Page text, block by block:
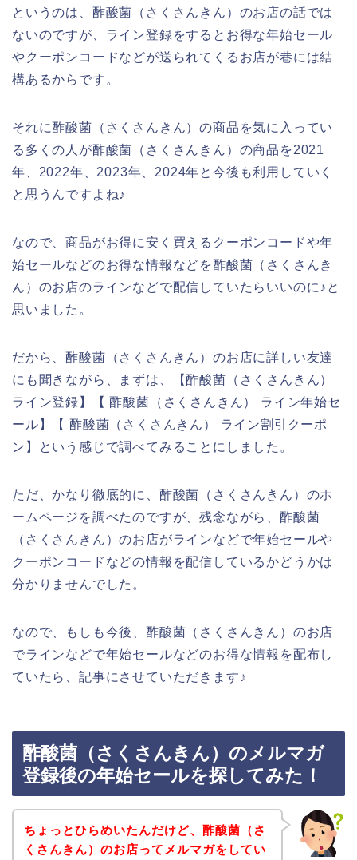
というのは、酢酸菌（さくさんきん）のお店の話では
ないのですが、ライン登録をするとお得な年始セール
やクーポンコードなどが送られてくるお店が巷には結
構あるからです。
それに酢酸菌（さくさんきん）の商品を気に入ってい
る多くの人が酢酸菌（さくさんきん）の商品を2021
年、2022年、2023年、2024年と今後も利用していく
と思うんですよね♪
なので、商品がお得に安く買えるクーポンコードや年
始セールなどのお得な情報などを酢酸菌（さくさんき
ん）のお店のラインなどで配信していたらいいのに♪と
思いました。
だから、酢酸菌（さくさんきん）のお店に詳しい友達
にも聞きながら、まずは、【酢酸菌（さくさんきん）
ライン登録】【 酢酸菌（さくさんきん） ライン年始セ
ール】【 酢酸菌（さくさんきん） ライン割引クーポ
ン】という感じで調べてみることにしました。
ただ、かなり徹底的に、酢酸菌（さくさんきん）のホ
ームページを調べたのですが、残念ながら、酢酸菌
（さくさんきん）のお店がラインなどで年始セールや
クーポンコードなどの情報を配信しているかどうかは
分かりませんでした。
なので、もしも今後、酢酸菌（さくさんきん）のお店
でラインなどで年始セールなどのお得な情報を配布し
ていたら、記事にさせていただきます♪
酢酸菌（さくさんきん）のメルマガ
登録後の年始セールを探してみた！
ちょっとひらめいたんだけど、酢酸菌（さ
くさんきん）のお店ってメルマガをしてい